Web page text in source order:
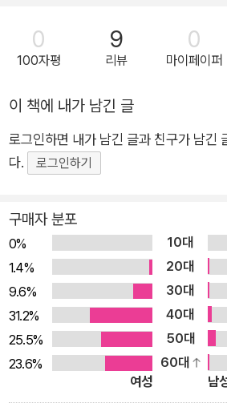
합니다. ‘클라이브'는 도시의 삶에 어울
입니다. 클라이브의 진짜 이름은 여우들
니다. 반면, 클라이브의 친구 당나귀 험
서 살아가는 일이 힘겹기만 합니다. 일정
이 일 저 일 닥치는 대로 해 보지만 그 어
일은 아닙니다. 그러던 어느 날, 클라이브는 험프리의 낡은 가방
있습니다. 도시의 잿빛 일상에서 우연히
한 장. 이 초대권은 이들을 어디로 데려가 줄까요?
달콤한 저녁 식사 거짓말 같은 한때를 보낸 두 주인공이 보여 주
는 이 시대의 우정 그리고 존엄성에 대하여 세상은 하루가 멀다
하고 다양한 사건?사고들로 들끓습니다.
이 일어나는가 하면, 전쟁, 난민, 실업,
치 앞을 알 수 없는 일들이 벌어지곤 합
0
100자평
9
리뷰
0
마이페이퍼
이 책에 내가 남긴 글
로그인하면 내가 남긴 글과 친구가 남긴
다.
로그인하기
구매자 분포
0% 10대
1.4%
20대
9.6%
30대
31.2%
40대
25.5%
50대
23.6%
60대
여성
남